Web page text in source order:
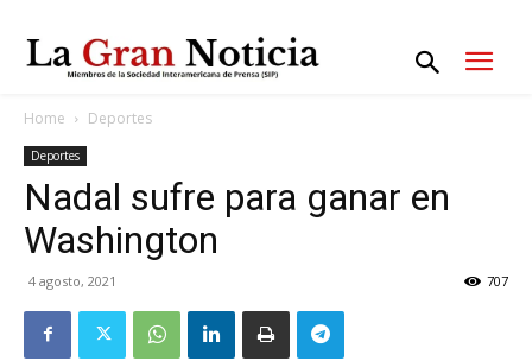
Home Deportes
Deportes
Nadal sufre para ganar en
Washington
4 agosto, 2021 707